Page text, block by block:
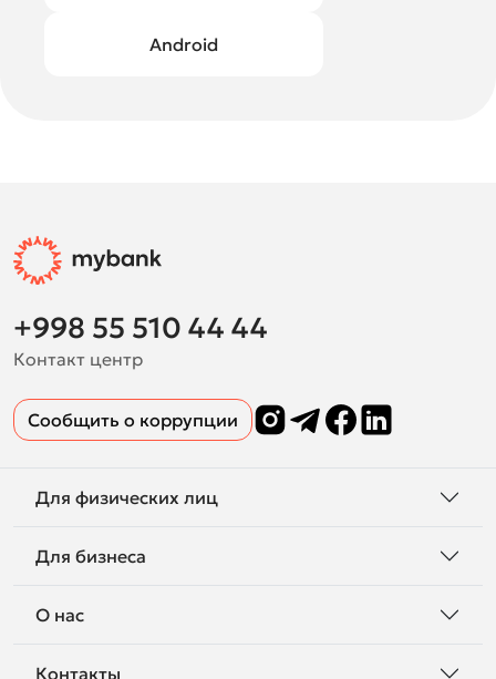
Android
+998 55 510 44 44
Контакт центр
Сообщить о коррупции
Для физических лиц
Для бизнеса
О нас
Контакты